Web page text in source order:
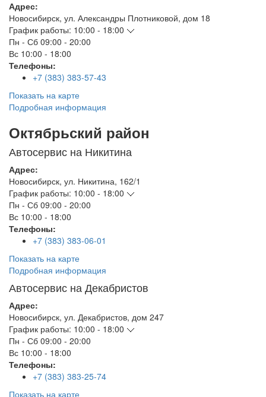
Адрес:
Новосибирск, ул. Александры Плотниковой, дом 18
График работы: 10:00 - 18:00
Пн - Сб 09:00 - 20:00
Вс 10:00 - 18:00
Телефоны:
+7 (383) 383-57-43
Показать на карте
Подробная информация
Октябрьский район
Автосервис на Никитина
Адрес:
Новосибирск, ул. Никитина, 162/1
График работы: 10:00 - 18:00
Пн - Сб 09:00 - 20:00
Вс 10:00 - 18:00
Телефоны:
+7 (383) 383-06-01
Показать на карте
Подробная информация
Автосервис на Декабристов
Адрес:
Новосибирск, ул. Декабристов, дом 247
График работы: 10:00 - 18:00
Пн - Сб 09:00 - 20:00
Вс 10:00 - 18:00
Телефоны:
+7 (383) 383-25-74
Показать на карте